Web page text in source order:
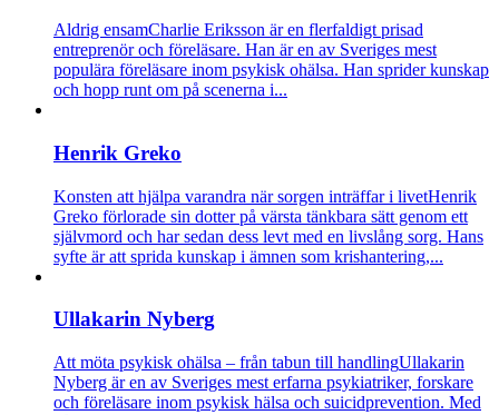
Aldrig ensamCharlie Eriksson är en flerfaldigt prisad
entreprenör och föreläsare. Han är en av Sveriges mest
populära föreläsare inom psykisk ohälsa. Han sprider kunskap
och hopp runt om på scenerna i...
Henrik Greko
Konsten att hjälpa varandra när sorgen inträffar i livetHenrik
Greko förlorade sin dotter på värsta tänkbara sätt genom ett
självmord och har sedan dess levt med en livslång sorg. Hans
syfte är att sprida kunskap i ämnen som krishantering,...
Ullakarin Nyberg
Att möta psykisk ohälsa – från tabun till handlingUllakarin
Nyberg är en av Sveriges mest erfarna psykiatriker, forskare
och föreläsare inom psykisk hälsa och suicidprevention. Med